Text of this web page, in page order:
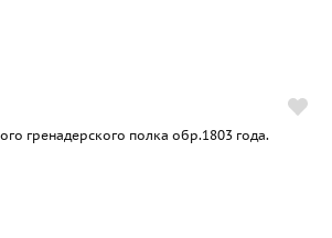
гренадерского полка обр.1803 года.